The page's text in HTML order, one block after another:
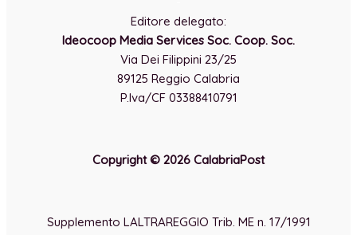
Editore delegato:
Ideocoop Media Services Soc. Coop. Soc.
Via Dei Filippini 23/25
89125 Reggio Calabria
P.Iva/CF 03388410791
Copyright © 2026 CalabriaPost
Supplemento LALTRAREGGIO Trib. ME n. 17/1991